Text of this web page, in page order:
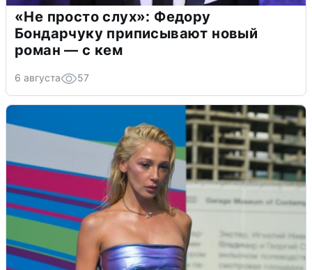
«Не просто слух»: Федору
Бондарчуку приписывают новый
роман — с кем
6 августа 57